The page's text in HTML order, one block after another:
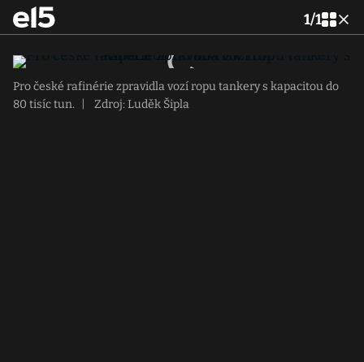
1/1
Pro české rafinérie zpravidla vozí ropu tankery s kapacitou do
80 tisíc tun.
Zdroj: Luděk Šipla